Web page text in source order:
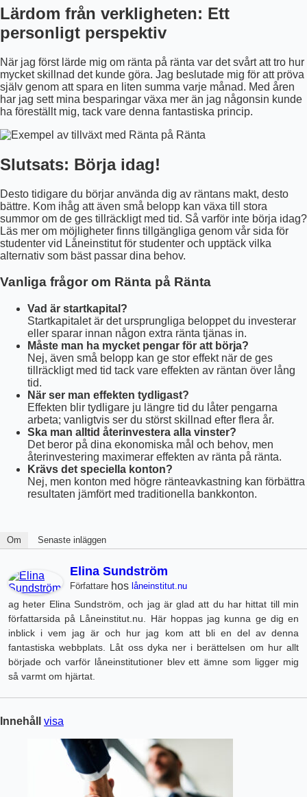
Lärdom från verkligheten: Ett
personligt perspektiv
När jag först lärde mig om ränta på ränta var det svårt att tro hur
mycket skillnad det kunde göra. Jag beslutade mig för att pröva
själv genom att spara en liten summa varje månad. Med åren
har jag sett mina besparingar växa mer än jag någonsin kunde
ha föreställt mig, tack vare denna fantastiska princip.
Slutsats: Börja idag!
Desto tidigare du börjar använda dig av räntans makt, desto
bättre. Kom ihåg att även små belopp kan växa till stora
summor om de ges tillräckligt med tid. Så varför inte börja idag?
Läs mer om möjligheter finns tillgängliga genom vår sida för
studenter vid Låneinstitut för studenter och upptäck vilka
alternativ som bäst passar dina behov.
Vanliga frågor om Ränta på Ränta
Vad är startkapital?
Startkapitalet är det ursprungliga beloppet du investerar
eller sparar innan någon extra ränta tjänas in.
Måste man ha mycket pengar för att börja?
Nej, även små belopp kan ge stor effekt när de ges
tillräckligt med tid tack vare effekten av räntan över lång
tid.
När ser man effekten tydligast?
Effekten blir tydligare ju längre tid du låter pengarna
arbeta; vanligtvis ser du störst skillnad efter flera år.
Ska man alltid återinvestera alla vinster?
Det beror på dina ekonomiska mål och behov, men
återinvestering maximerar effekten av ränta på ränta.
Krävs det speciella konton?
Nej, men konton med högre ränteavkastning kan förbättra
resultaten jämfört med traditionella bankkonton.
Om Senaste inläggen
Elina Sundström
Författare hos låneinstitut.nu
ag heter Elina Sundström, och jag är glad att du har hittat till min
författarsida på Låneinstitut.nu. Här hoppas jag kunna ge dig en
inblick i vem jag är och hur jag kom att bli en del av denna
fantastiska webbplats. Låt oss dyka ner i berättelsen om hur allt
började och varför låneinstitutioner blev ett ämne som ligger mig
så varmt om hjärtat.
Innehåll visa